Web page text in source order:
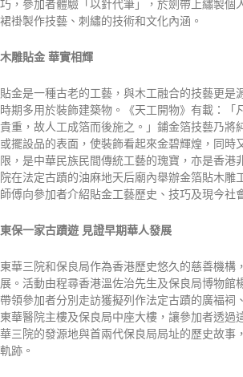
巧，參加者體驗「以針代筆」，於劍帶上繡製個
裙褂製作技藝、刺繡的技術和文化內涵。
木雕貼金 華實相輝
貼金是一種古老的工藝，與木工融合的技藝更是
時期多用於裝飾建築物。《天工開物》有載：「
貴重，故人工成箔而後施之。」鋪金箔技藝乃將
或擺設品的表面，使裝飾看起來金碧輝煌，同時
限，是中華民族民間傳統工藝的瑰寶，亦是香港
院在法定古蹟的油麻地天后廟內舉辦金箔貼木雕
師傅向參加者介紹貼金工藝歷史、技巧及現今社
東保一家古蹟遊 見證早期華人發展
東華三院和保良局作為香港歷史悠久的慈善機構
展。活動由程尋香港溫佐治先生及保良局博物館
帶領參加者分別走訪獲擬列作法定古蹟的廣福祠
東華醫院主樓及保良局中座大樓，讓參加者透過
華三院的發源地與首兩代保良局局址的歷史故事
軌跡。